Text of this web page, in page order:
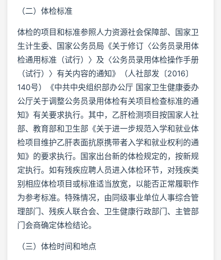
（二）体检标准
体检的项目和标准参照人力资源社会保障部、国家卫
生计生委、国家公务员局《关于修订〈公务员录用体
检通用标准（试行）〉及〈公务员录用体检操作手册
（试行）〉有关内容的通知》（人社部发〔2016〕
140号）《中共中央组织部办公厅 国家卫生健康委办
公厅关于调整公务员录用体检有关项目检查标准的通
知》有关要求执行。其中，乙肝检测项目按国家人社
部、教育部和卫生部《关于进一步规范入学和就业体
检项目维护乙肝表面抗原携带者入学和就业权利的通
知》的要求执行。国家出台新的体检规定的，按新规
定执行。如有残疾应聘人员进入体检环节，对残疾类
别相应体检项目或标准适当放宽，以能否正常履职作
为参考标准。特殊情况，由同级事业单位人事综合管
理部门、残疾人联合会、卫生健康行政部门、主管部
门会商确定体检结论。
（三）体检时间和地点